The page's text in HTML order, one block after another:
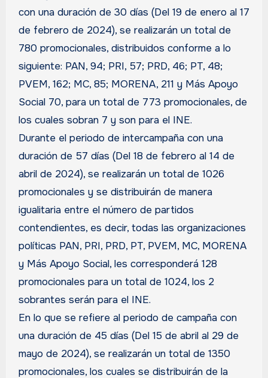
con una duración de 30 días (Del 19 de enero al 17
de febrero de 2024), se realizarán un total de
780 promocionales, distribuidos conforme a lo
siguiente: PAN, 94; PRI, 57; PRD, 46; PT, 48;
PVEM, 162; MC, 85; MORENA, 211 y Más Apoyo
Social 70, para un total de 773 promocionales, de
los cuales sobran 7 y son para el INE.
Durante el periodo de intercampaña con una
duración de 57 días (Del 18 de febrero al 14 de
abril de 2024), se realizarán un total de 1026
promocionales y se distribuirán de manera
igualitaria entre el número de partidos
contendientes, es decir, todas las organizaciones
políticas PAN, PRI, PRD, PT, PVEM, MC, MORENA
y Más Apoyo Social, les corresponderá 128
promocionales para un total de 1024, los 2
sobrantes serán para el INE.
En lo que se refiere al periodo de campaña con
una duración de 45 días (Del 15 de abril al 29 de
mayo de 2024), se realizarán un total de 1350
promocionales, los cuales se distribuirán de la